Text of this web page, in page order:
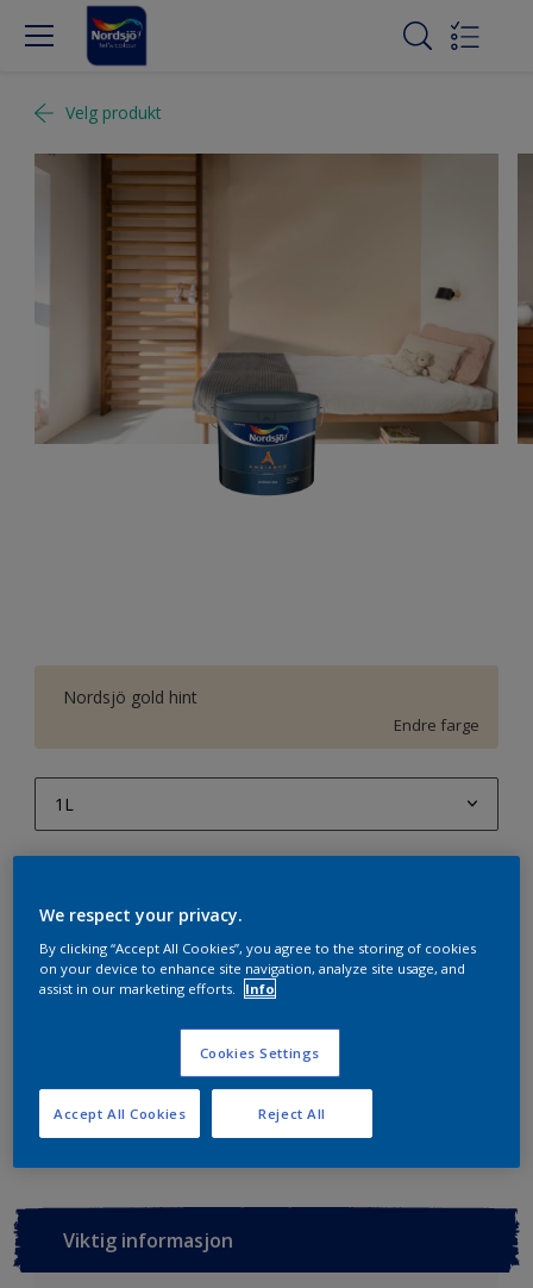
Velg produkt
Nordsjö gold hint
Endre farge
1L
1L
10L
Legg i handleliste
Lagre i dine prosjekter Finn en forhandler
Viktig informasjon
We respect your privacy.
By clicking “Accept All Cookies”, you agree to the storing of cookies
on your device to enhance site navigation, analyze site usage, and
assist in our marketing efforts.
Info
Cookies Settings
Reject All
Accept All Cookies